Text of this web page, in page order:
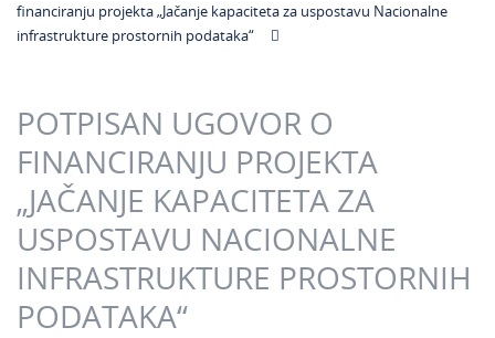
financiranju projekta „Jačanje kapaciteta za uspostavu Nacionalne
infrastrukture prostornih podataka“
POTPISAN UGOVOR O
FINANCIRANJU PROJEKTA
„JAČANJE KAPACITETA ZA
USPOSTAVU NACIONALNE
INFRASTRUKTURE PROSTORNIH
PODATAKA“